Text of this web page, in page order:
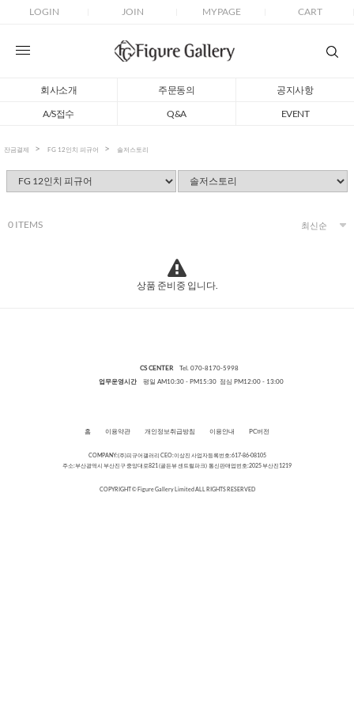
LOGIN JOIN MYPAGE CART
회사소개 주문동의
공지사항
A/S접수
Q&A EVENT
잔금결제 FG 12인치 피규어 솔저스토리
0 ITEMS
상품 준비중 입니다.
CS CENTERTel. 070-8170-5998
업무운영시간평일 AM10:30 - PM15:30 점심 PM12:00 - 13:00
홈 이용약관 개인정보취급방침 이용안내 PC버전
COMPANY:(주)피규어갤러리 CEO:이상진 사업자등록번호:617-86-08105
주소:부산광역시 부산진구 중앙대로821 (골든뷰 센트럴파크) 통신판매업번호:2025 부산진1219
COPYRIGHT © Figure Gallery Limited ALL RIGHTS RESERVED